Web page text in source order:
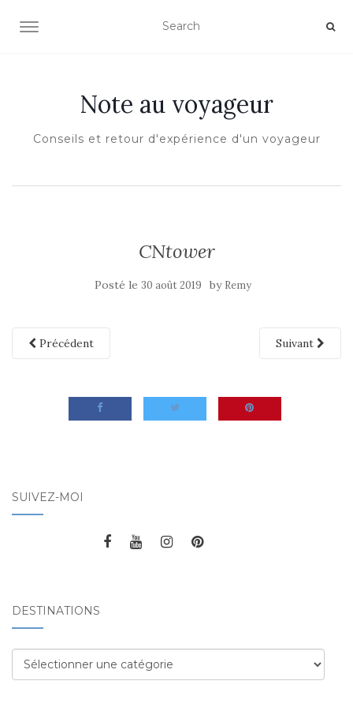
OUVRIR/FERMER LA NAVIGATION
Note au voyageur
Conseils et retour d'expérience d'un voyageur
CNtower
Posté le 30 août 2019 by Remy
Précédent Suivant
SUIVEZ-MOI
DESTINATIONS
Destinations